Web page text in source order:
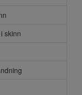
skinn